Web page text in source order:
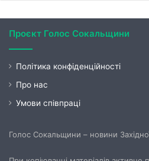
Проєкт Голос Сокальщини
Політика конфіденційності
Про нас
Умови співпраці
Голос Сокальщини – новини